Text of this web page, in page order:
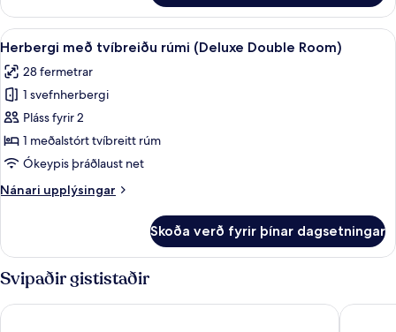
með
tvíbreiðu
rúmi
(Comfort
Double
Room)
Skoða
allar
myndir
fyrir
Herbergi
með
tvíbreiðu
(Deluxe
Herbergi með tvíbreiðu rúmi (Deluxe
22
Herbergi með tvíbreiðu rúmi (Deluxe Double Room)
28 fermetrar
1 svefnherbergi
Pláss fyrir 2
1 meðalstórt tvíbreitt rúm
Ókeypis þráðlaust net
Nánari upplýsingar
Nánari
með
tvíbreiðu
rúmi
(Deluxe
Double
Skoða verð fyrir þínar dagsetningar
Svipaðir gististaðir
The Byron Dubrovnik